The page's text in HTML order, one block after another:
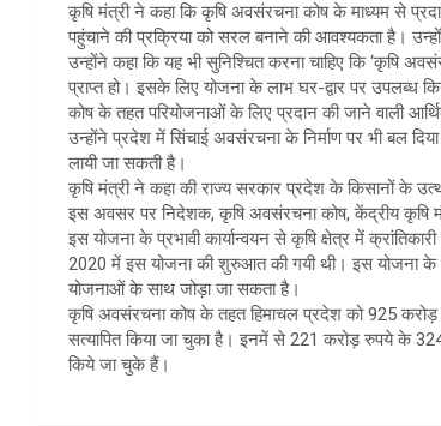
कृषि मंत्री ने कहा कि कृषि अवसंरचना कोष के माध्यम से
पहुंचाने की प्रक्रिया को सरल बनाने की आवश्यकता है।
उन्होंने कहा कि यह भी सुनिश्चित करना चाहिए कि ‘कृषि
प्राप्त हो। इसके लिए योजना के लाभ घर-द्वार पर
कोष के तहत परियोजनाओं के लिए प्रदान की जाने वाली
उन्होंने प्रदेश में सिंचाई अवसंरचना के निर्माण पर भी बल
लायी जा सकती है।
कृषि मंत्री ने कहा की राज्य सरकार प्रदेश के किसानों के
इस अवसर पर निदेशक, कृषि अवसंरचना कोष, केंद्रीय कृषि
इस योजना के प्रभावी कार्यान्वयन से कृषि क्षेत्र में
2020 में इस योजना की शुरुआत की गयी थी। इस योजना के
योजनाओं के साथ जोड़ा जा सकता है।
कृषि अवसंरचना कोष के तहत हिमाचल प्रदेश को 925
सत्यापित किया जा चुका है। इनमें से 221 करोड़ रुपये के
किये जा चुके हैं।